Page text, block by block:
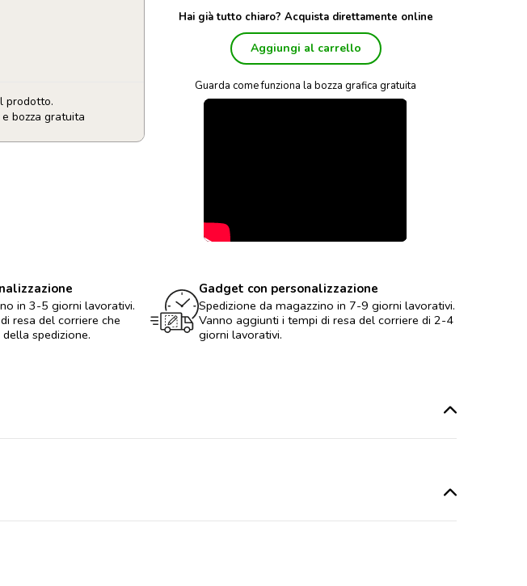
prodotto.
bozza gratuita
Hai già tutto chiaro? Acquista direttamente online
Aggiungi al carrello
Guarda come funziona la bozza grafica gratuita
in 3-5 giorni lavorativi.
resa del corriere che
spedizione.
Gadget con personalizzazione
Spedizione da magazzino in 7-9 giorni lavorativi.
Vanno aggiunti i tempi di resa del corriere di 2-4
giorni lavorativi.